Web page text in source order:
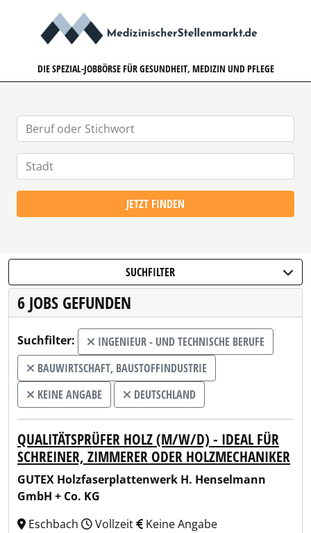
DIE SPEZIAL-JOBBÖRSE FÜR GESUNDHEIT, MEDIZIN UND PFLEGE
JETZT FINDEN
SUCHFILTER
6 JOBS GEFUNDEN
Suchfilter:
INGENIEUR - UND TECHNISCHE BERUFE
BAUWIRTSCHAFT, BAUSTOFFINDUSTRIE
KEINE ANGABE
DEUTSCHLAND
QUALITÄTSPRÜFER HOLZ (M/W/D) - IDEAL FÜR
SCHREINER, ZIMMERER ODER HOLZMECHANIKER
GUTEX Holzfaserplattenwerk H. Henselmann
GmbH + Co. KG
Eschbach
Vollzeit Keine Angabe